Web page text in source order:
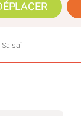
Salsaï